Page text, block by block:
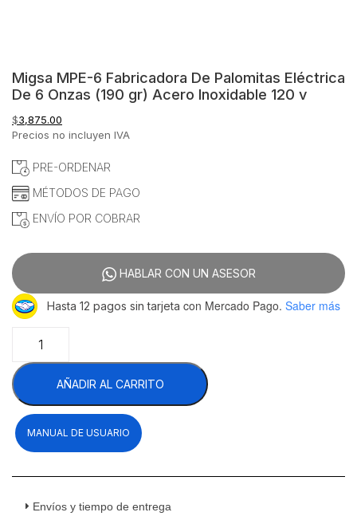
Migsa MPE-6 Fabricadora De Palomitas Eléctrica
De 6 Onzas (190 gr) Acero Inoxidable 120 v
$3,875.00
Precios no incluyen IVA
PRE-ORDENAR
MÉTODOS DE PAGO
ENVÍO POR COBRAR
HABLAR CON UN ASESOR
Hasta 12 pagos sin tarjeta con Mercado Pago. Saber más
6
Fabricadora
De
Palomitas
Eléctrica
De
(190
AÑADIR AL CARRITO
MANUAL DE USUARIO
Envíos y tiempo de entrega